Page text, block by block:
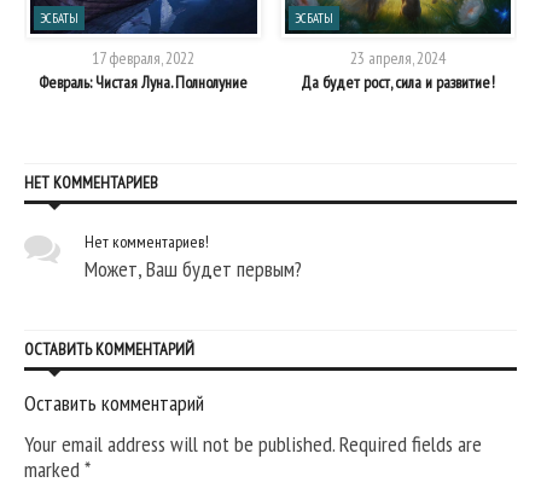
ЭСБАТЫ
17 февраля, 2022
Февраль: Чистая Луна. Полнолуние
ЭСБАТЫ
23 апреля, 2024
Да будет рост, сила и развитие!
НЕТ КОММЕНТАРИЕВ
Нет комментариев!
Может, Ваш будет первым?
ОСТАВИТЬ КОММЕНТАРИЙ
Оставить комментарий
Your email address will not be published. Required fields are
marked*